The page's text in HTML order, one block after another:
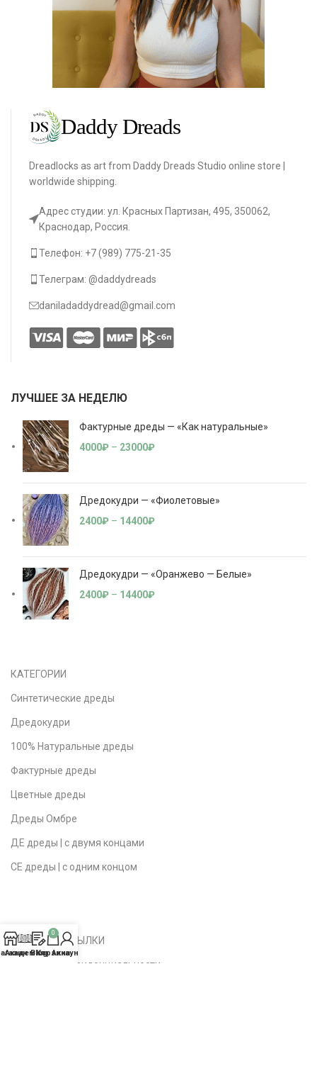
Dreadlocks as art from Daddy Dreads Studio online store |
worldwide shipping.
Адрес студии: ул. Красных Партизан, 495, 350062,
Краснодар, Россия.
Телефон: +7 (989) 775-21-35
Телеграм: @daddydreads
daniladaddydread@gmail.com
ЛУЧШЕЕ ЗА НЕДЕЛЮ
Фактурные дреды — «Как натуральные»
4000₽ – 23000₽
Дредокудри — «Фиолетовые»
2400₽ – 14400₽
Дредокудри — «Оранжево — Белые»
2400₽ – 14400₽
КАТЕГОРИИ
Синтетические дреды
Дредокудри
100% Натуральные дреды
Фактурные дреды
Цветные дреды
Дреды Омбре
ДЕ дреды | с двумя концами
СЕ дреды | с одним концом
ПОЛЕЗНЫЕ ССЫЛКИ
Политика конфиденциальности
Академия
Blog
0
Корзина
Аккаунт